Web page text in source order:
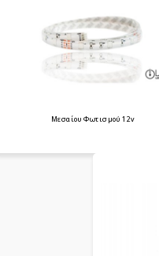
Μεσαίου Φωτισμού 12v